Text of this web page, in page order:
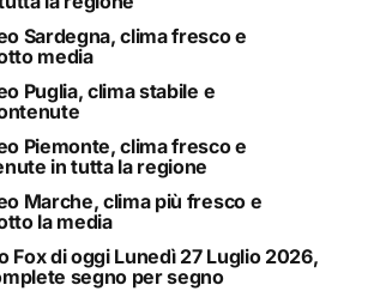
Sardegna, clima fresco e
media
Puglia, clima stabile e
Piemonte, clima fresco e
in tutta la regione
Marche, clima più fresco e
la media
Fox di oggi Lunedì 27 Luglio 2026,
segno per segno